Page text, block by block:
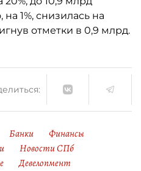
1%, снизилась на
отметки в 0,9 млрд.
Банки
Финансы
Новости СПб
Девелопмент